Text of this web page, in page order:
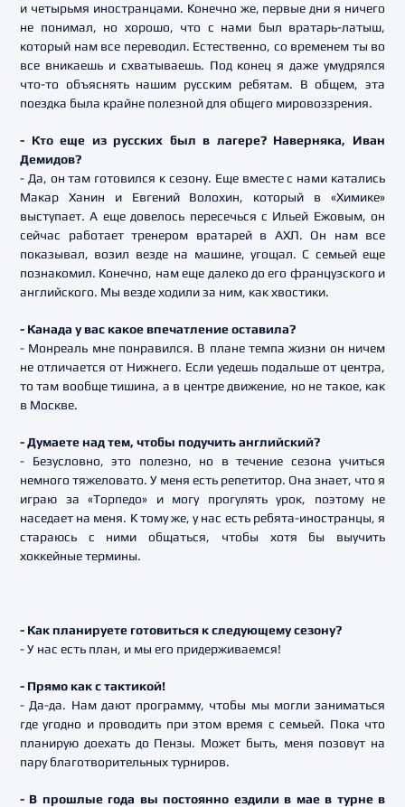
и четырьмя иностранцами. Конечно же, первые дни я ничего
не понимал, но хорошо, что с нами был вратарь-латыш,
который нам все переводил. Естественно, со временем ты во
все вникаешь и схватываешь. Под конец я даже умудрялся
что-то объяснять нашим русским ребятам. В общем, эта
поездка была крайне полезной для общего мировоззрения.
- Кто еще из русских был в лагере? Наверняка, Иван
Демидов?
- Да, он там готовился к сезону. Еще вместе с нами катались
Макар Ханин и Евгений Волохин, который в «Химике»
выступает. А еще довелось пересечься с Ильей Ежовым, он
сейчас работает тренером вратарей в АХЛ. Он нам все
показывал, возил везде на машине, угощал. С семьей еще
познакомил. Конечно, нам еще далеко до его французского и
английского. Мы везде ходили за ним, как хвостики.
- Канада у вас какое впечатление оставила?
- Монреаль мне понравился. В плане темпа жизни он ничем
не отличается от Нижнего. Если уедешь подальше от центра,
то там вообще тишина, а в центре движение, но не такое, как
в Москве.
- Думаете над тем, чтобы подучить английский?
- Безусловно, это полезно, но в течение сезона учиться
немного тяжеловато. У меня есть репетитор. Она знает, что я
играю за «Торпедо» и могу прогулять урок, поэтому не
наседает на меня. К тому же, у нас есть ребята-иностранцы, я
стараюсь с ними общаться, чтобы хотя бы выучить
хоккейные термины.
- Как планируете готовиться к следующему сезону?
- У нас есть план, и мы его придерживаемся!
- Прямо как с тактикой!
- Да-да. Нам дают программу, чтобы мы могли заниматься
где угодно и проводить при этом время с семьей. Пока что
планирую доехать до Пензы. Может быть, меня позовут на
пару благотворительных турниров.
- В прошлые года вы постоянно ездили в мае в турне в